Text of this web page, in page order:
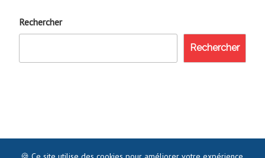
Rechercher
Rechercher